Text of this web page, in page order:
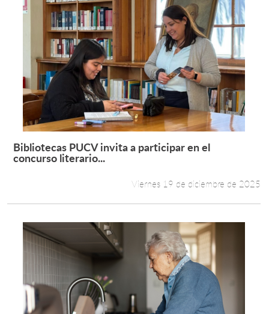
Leer más +
Bibliotecas PUCV invita a participar en el
concurso literario...
Viernes 19 de diciembre de 2025